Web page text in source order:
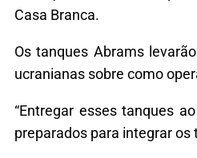
Casa Branca.
Os tanques Abrams
ucranianas sobre como
“Entregar esses tanques
preparados para integrar os